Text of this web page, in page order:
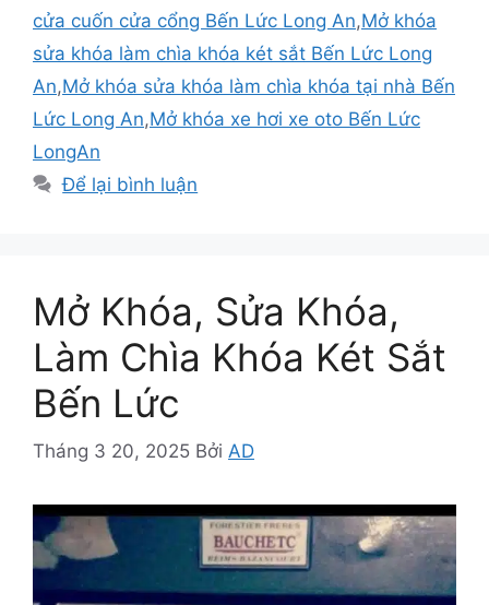
cửa cuốn cửa cổng Bến Lức Long An,Mở khóa
sửa khóa làm chìa khóa két sắt Bến Lức Long
An,Mở khóa sửa khóa làm chìa khóa tại nhà Bến
Lức Long An,Mở khóa xe hơi xe oto Bến Lức
LongAn
Để lại bình luận
Mở Khóa, Sửa Khóa,
Làm Chìa Khóa Két Sắt
Bến Lức
Tháng 3 20, 2025 Bởi AD